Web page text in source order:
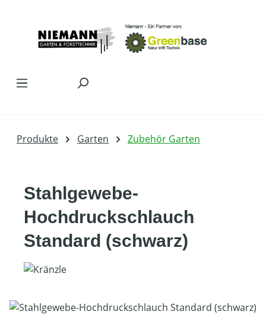
Produkte Garten Zubehör Garten
Stahlgewebe-
Hochdruckschlauch
Standard (schwarz)
Bildergalerie überspringen